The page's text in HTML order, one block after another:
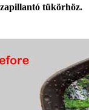
tükörhöz.